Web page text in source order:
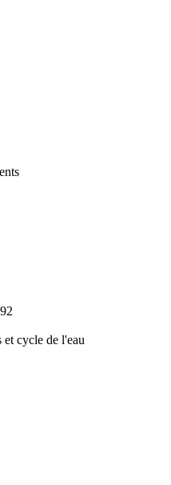
et cycle de l'eau